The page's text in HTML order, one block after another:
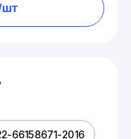
66158671-2016